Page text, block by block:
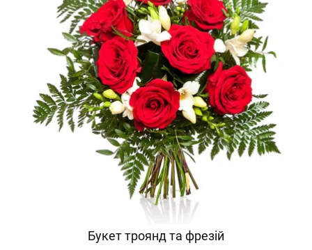
Букет троянд та фрезій